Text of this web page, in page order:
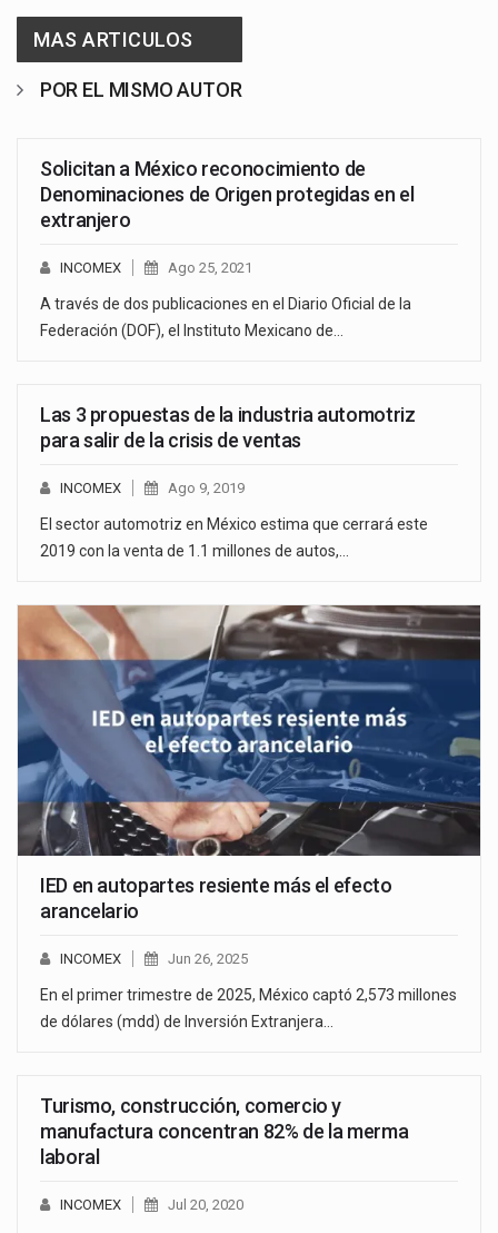
MAS ARTICULOS
POR EL MISMO AUTOR
Solicitan a México reconocimiento de
Denominaciones de Origen protegidas en el
extranjero
INCOMEX Ago 25, 2021
A través de dos publicaciones en el Diario Oficial de la
Federación (DOF), el Instituto Mexicano de…
Las 3 propuestas de la industria automotriz
para salir de la crisis de ventas
INCOMEX Ago 9, 2019
El sector automotriz en México estima que cerrará este
2019 con la venta de 1.1 millones de autos,…
IED en autopartes resiente más el efecto
arancelario
INCOMEX Jun 26, 2025
En el primer trimestre de 2025, México captó 2,573 millones
de dólares (mdd) de Inversión Extranjera…
Turismo, construcción, comercio y
manufactura concentran 82% de la merma
laboral
INCOMEX Jul 20, 2020